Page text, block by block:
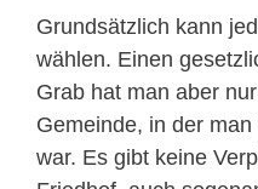
Grundsätzlich kann
wählen. Einen
Grab hat man aber
Gemeinde, in der
war. Es gibt keine